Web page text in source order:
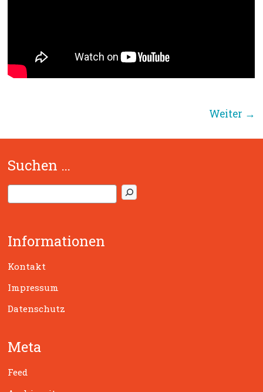
Weiter →
Suchen …
u
e
n
Informationen
Kontakt
Impressum
Datenschutz
Meta
Feed